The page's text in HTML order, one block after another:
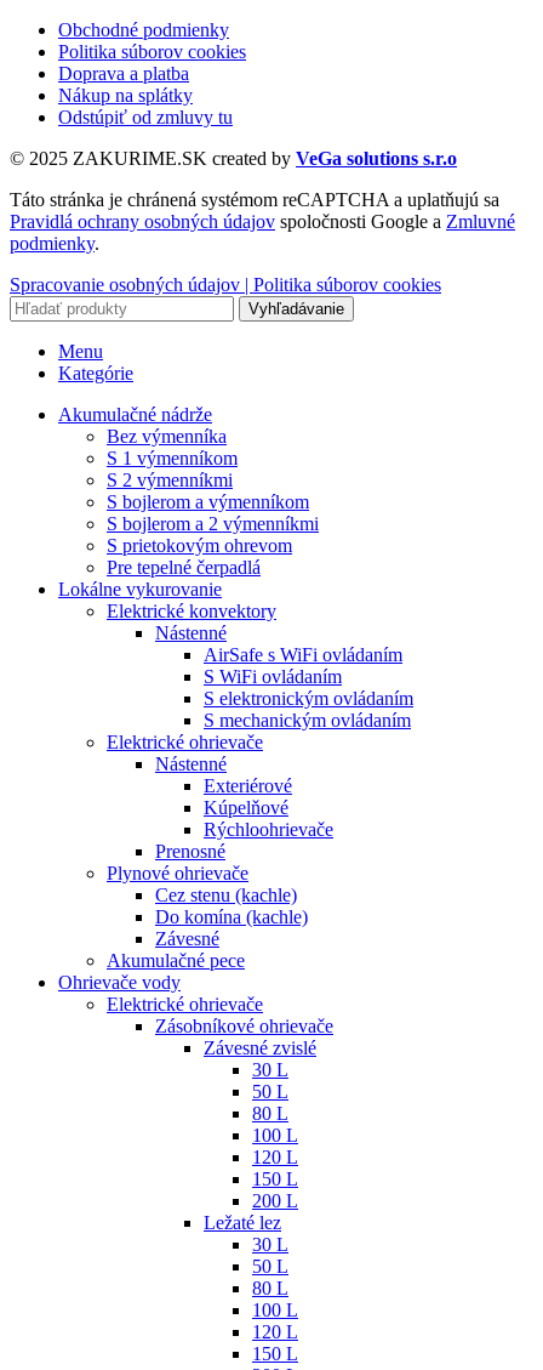
Obchodné podmienky
Politika súborov cookies
Doprava a platba
Nákup na splátky
Odstúpiť od zmluvy tu
© 2025 ZAKURIME.SK created by VeGa solutions s.r.o
Táto stránka je chránená systémom reCAPTCHA a uplatňujú sa
Pravidlá ochrany osobných údajov spoločnosti Google a Zmluvné
podmienky.
Spracovanie osobných údajov | Politika súborov cookies
Vyhľadávanie
Menu
Kategórie
Akumulačné nádrže
Bez výmenníka
S 1 výmenníkom
S 2 výmenníkmi
S bojlerom a výmenníkom
S bojlerom a 2 výmenníkmi
S prietokovým ohrevom
Pre tepelné čerpadlá
Lokálne vykurovanie
Elektrické konvektory
Nástenné
AirSafe s WiFi ovládaním
S WiFi ovládaním
S elektronickým ovládaním
S mechanickým ovládaním
Elektrické ohrievače
Nástenné
Exteriérové
Kúpelňové
Rýchloohrievače
Prenosné
Plynové ohrievače
Cez stenu (kachle)
Do komína (kachle)
Závesné
Akumulačné pece
Ohrievače vody
Elektrické ohrievače
Zásobníkové ohrievače
Závesné zvislé
30 L
50 L
80 L
100 L
120 L
150 L
200 L
Ležaté lez
30 L
50 L
80 L
100 L
120 L
150 L